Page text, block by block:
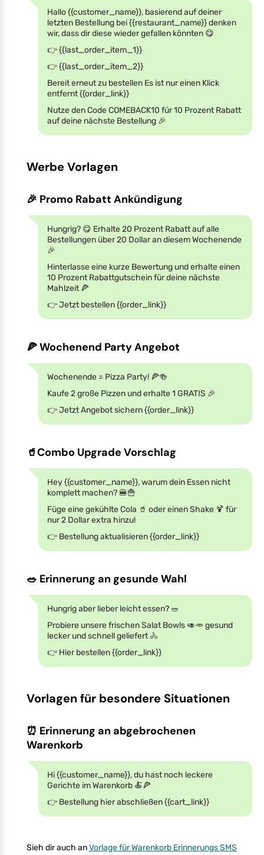
Hallo {{customer_name}}, basierend auf deiner
letzten Bestellung bei {{restaurant_name}} denken
wir, dass dir diese wieder gefallen könnten 😋
👉 {{last_order_item_1}}
👉 {{last_order_item_2}}
Bereit erneut zu bestellen Es ist nur einen Klick
entfernt {{order_link}}
Nutze den Code COMEBACK10 für 10 Prozent Rabatt
auf deine nächste Bestellung 🎉
Werbe Vorlagen
🎉 Promo Rabatt Ankündigung
Hungrig? 😋 Erhalte 20 Prozent Rabatt auf alle
Bestellungen über 20 Dollar an diesem Wochenende
🎉
Hinterlasse eine kurze Bewertung und erhalte einen
10 Prozent Rabattgutschein für deine nächste
Mahlzeit 🍕
👉 Jetzt bestellen {{order_link}}
🍕 Wochenend Party Angebot
Wochenende = Pizza Party! 🍕🍻
Kaufe 2 große Pizzen und erhalte 1 GRATIS 🎉
👉 Jetzt Angebot sichern {{order_link}}
🥤Combo Upgrade Vorschlag
Hey {{customer_name}}, warum dein Essen nicht
komplett machen? 🍔🍟
Füge eine gekühlte Cola 🥤 oder einen Shake 🍹 für
nur 2 Dollar extra hinzu!
👉 Bestellung aktualisieren {{order_link}}
🥗 Erinnerung an gesunde Wahl
Hungrig aber lieber leicht essen? 🥗
Probiere unsere frischen Salat Bowls 🥑🥕 gesund
lecker und schnell geliefert 🚴
👉 Hier bestellen {{order_link}}
Vorlagen für besondere Situationen
⏰ Erinnerung an abgebrochenen
Warenkorb
Hi {{customer_name}}, du hast noch leckere
Gerichte im Warenkorb 🍝🍕
👉 Bestellung hier abschließen {{cart_link}}
Sieh dir auch anVorlage für Warenkorb Erinnerungs SMS